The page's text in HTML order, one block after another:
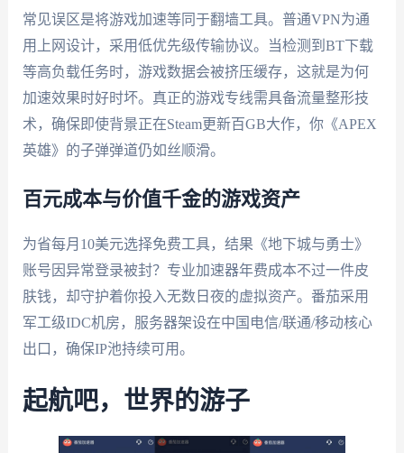
常见误区是将游戏加速等同于翻墙工具。普通VPN为通
用上网设计，采用低优先级传输协议。当检测到BT下载
等高负载任务时，游戏数据会被挤压缓存，这就是为何
加速效果时好时坏。真正的游戏专线需具备流量整形技
术，确保即使背景正在Steam更新百GB大作，你《APEX
英雄》的子弹弹道仍如丝顺滑。
百元成本与价值千金的游戏资产
为省每月10美元选择免费工具，结果《地下城与勇士》
账号因异常登录被封？专业加速器年费成本不过一件皮
肤钱，却守护着你投入无数日夜的虚拟资产。番茄采用
军工级IDC机房，服务器架设在中国电信/联通/移动核心
出口，确保IP池持续可用。
起航吧，世界的游子